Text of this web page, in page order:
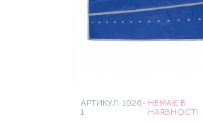
АРТИКУЛ: 1026-
1
НЕМАЄ В
НАЯВНОСТІ